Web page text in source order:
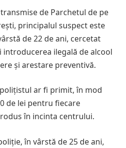
de Parchetul de pe
principalul suspect este
de 22 de ani, cercetat
ilegală de alcool
și arestare preventivă.
ar fi primit, în mod
de lei pentru fiecare
în incinta centrului.
în vârstă de 25 de ani,